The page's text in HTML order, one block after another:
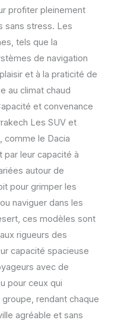
profiter pleinement
sans stress. Les
tels que la
de navigation
et à la praticité de
au climat chaud
et convenance
Les SUV et
comme le Dacia
par leur capacité à
autour de
pour grimper les
naviguer dans les
ces modèles sont
rigueurs des
capacité spacieuse
avec de
pour ceux qui
rendant chaque
agréable et sans